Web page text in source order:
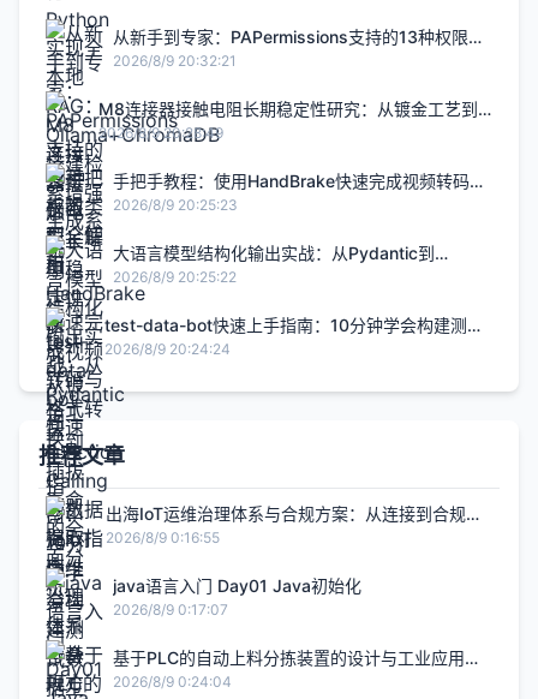
从新手到专家：PAPermissions支持的13种权限类
型全解析
2026/8/9 20:32:21
M8连接器接触电阻长期稳定性研究：从镀金工艺到
插拔寿命的全面分析
2026/8/9 20:28:49
手把手教程：使用HandBrake快速完成视频转码与
格式转换
2026/8/9 20:25:23
大语言模型结构化输出实战：从Pydantic到
Function Calling的数据提取指南
2026/8/9 20:25:22
test-data-bot快速上手指南：10分钟学会构建测试
数据生成器
2026/8/9 20:24:24
推荐文章
出海IoT运维治理体系与合规方案：从连接到合规的
完整实践
2026/8/9 0:16:55
java语言入门 Day01 Java初始化
2026/8/9 0:17:07
基于PLC的自动上料分拣装置的设计与工业应用研
究|毕设答辩|PLC项目|毕设项目|自动化项目
2026/8/9 0:24:04